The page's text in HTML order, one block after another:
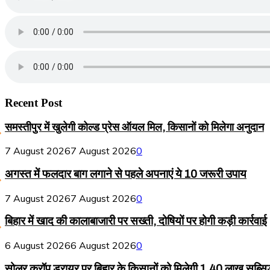
Recent Post
समस्तीपुर में खुलेगी कोल्ड प्रेस ऑयल मिल, किसानों को मिलेगा अनुदान
7 August 20267 August 20260
अगस्त में फलदार बाग लगाने से पहले अपनाएं ये 10 जरूरी उपाय
7 August 20267 August 20260
बिहार में खाद की कालाबाजारी पर सख्ती, दोषियों पर होगी कड़ी कार्रवाई
6 August 20266 August 20260